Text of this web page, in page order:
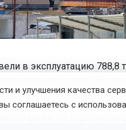
в эксплуатацию 788,8
экономическом
и улучшения качества
соглашаетесь с